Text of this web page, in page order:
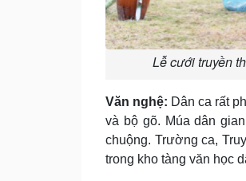
Lễ cưới truyền
Văn nghệ: Dân ca rất
và bộ gõ. Múa dân
chuộng. Tr­ường ca,
trong kho tàng văn học